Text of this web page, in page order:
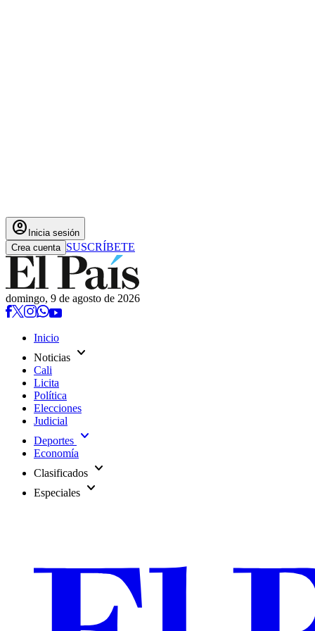
account_circle Inicia sesión
Crea cuenta SUSCRÍBETE
domingo, 9 de agosto de 2026
Inicio
Noticias expand_more
Cali
Licita
Política
Elecciones
Judicial
Deportes expand_more
Economía
Clasificados expand_more
Especiales expand_more